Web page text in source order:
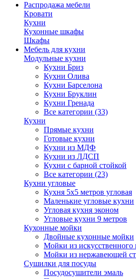
Распродажа мебели
Кровати
Кухни
Кухонные шкафы
Шкафы
Мебель для кухни
Модульные кухни
Кухни Бриз
Кухни Олива
Кухни Барселона
Кухни Бруклин
Кухни Гренада
Все категории (33)
Кухни
Прямые кухни
Готовые кухни
Кухни из МДФ
Кухни из ЛДСП
Кухни с барной стойкой
Все категории (23)
Кухни угловые
Кухня 5х5 метров угловая
Маленькие угловые кухни
Угловая кухня эконом
Угловые кухни 9 метров
Кухонные мойки
Двойные кухонные мойки
Мойки из искусственного
Мойки из нержавеющей
Сушилки для посуды
Посудосушители эмаль